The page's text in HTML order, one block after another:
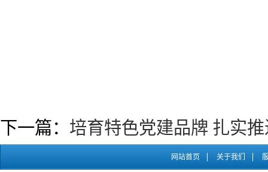
下一篇： 培育特色党建品牌 扎实
网站首页 关于我们